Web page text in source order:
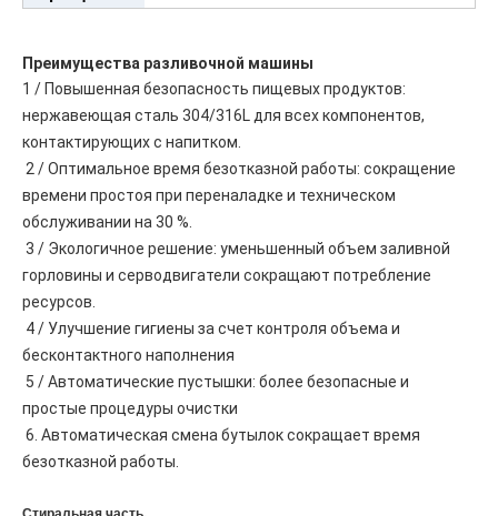
Преимущества разливочной машины
1 / Повышенная безопасность пищевых продуктов:
нержавеющая сталь 304/316L для всех компонентов,
контактирующих с напитком.
времени простоя при переналадке и техническом
обслуживании на 30 %.
горловины и серводвигатели сокращают потребление
ресурсов.
бесконтактного наполнения
простые процедуры очистки
безотказной работы.